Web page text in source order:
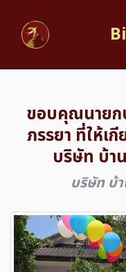
ขอบคุณนายก
ภรรยา​ ที่ให้เ
บริษัท​ บ้า
บริษัท บ้